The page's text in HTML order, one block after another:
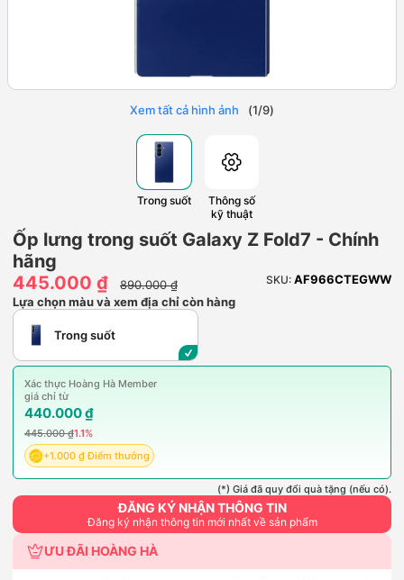
Xem tất cả hình ảnh (1/9)
Trong suốt
Thông số
kỹ thuật
Ốp lưng trong suốt Galaxy Z Fold7 - Chính
hãng
445.000 ₫
890.000 ₫ SKU: AF966CTEGWW
Lựa chọn màu và xem địa chỉ còn hàng
Trong suốt
Xác thực Hoàng Hà Member
giá chỉ từ
440.000 ₫
445.000 ₫1.1%
+1.000 ₫ Điểm thưởng
(*) Giá đã quy đổi quà tặng (nếu có).
ĐĂNG KÝ NHẬN THÔNG TIN
Đăng ký nhận thông tin mới nhất về sản phẩm
ƯU ĐÃI HOÀNG HÀ